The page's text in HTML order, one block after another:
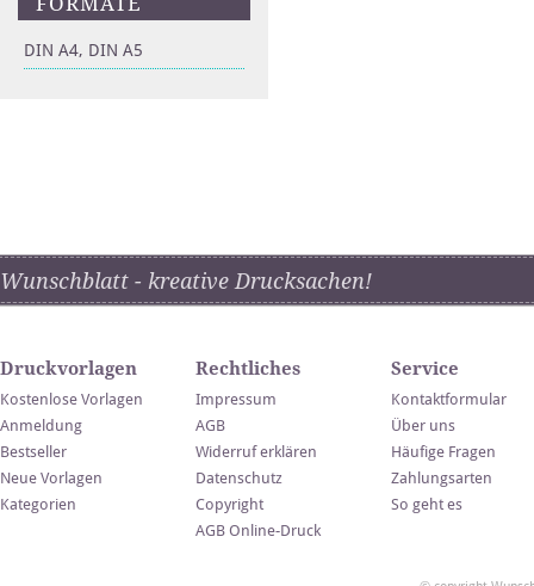
DIN A4, DIN A5
Wunschblatt - kreative Drucksachen!
Druckvorlagen
Kostenlose Vorlagen
Anmeldung
Bestseller
Neue Vorlagen
Kategorien
Rechtliches
Impressum
AGB
Widerruf erklären
Datenschutz
Copyright
AGB Online-Druck
Service
Kontaktformular
Über uns
Häufige Fragen
Zahlungsarten
So geht es